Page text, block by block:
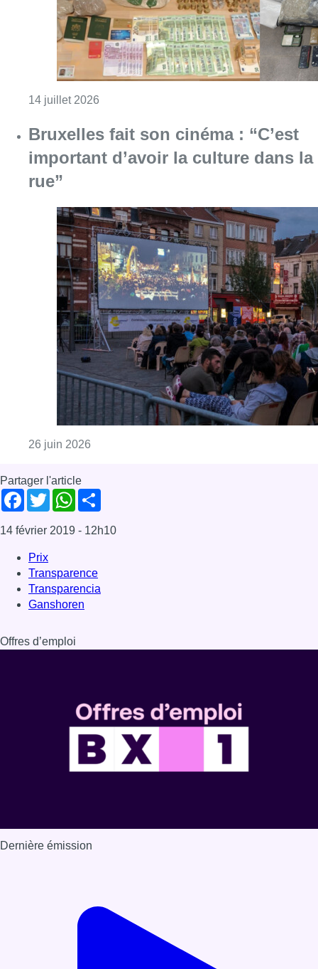
14 juillet 2026
Bruxelles fait son cinéma : “C’est
important d’avoir la culture dans la
rue”
26 juin 2026
Partager l'article
Facebook
TwitterWhatsApp
14 février 2019 - 12h10
Prix
Transparence
Transparencia
Ganshoren
Offres d’emploi
Dernière émission